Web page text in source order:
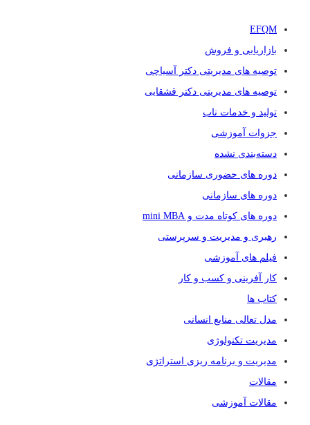
EFQM
بازاریابی و فروش
توصیه های مدیریتی دکتر آسیاچی
توصیه های مدیریتی دکتر قشقایی
تولید و خدمات ناب
جزوات آموزشی
دسته‌بندی نشده
دوره های حضوری سازمانی
دوره های سازمانی
دوره های کوتاه مدت و mini MBA
رهبری و مدیریت و سرپرستی
فیلم های آموزشی
کار آفرینی و کسب و کار
کتاب ها
مدل تعالی منابع انسانی
مدیریت تکنولوژی
مدیریت و برنامه ریزی استراتژی
مقالات
مقالات آموزشی